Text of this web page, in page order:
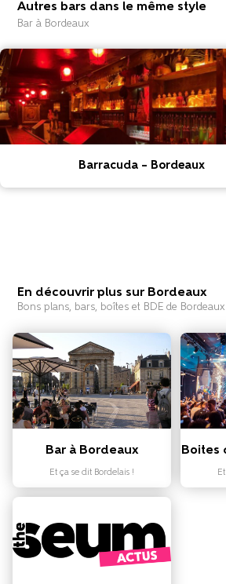
Autres bars dans le même style
Bar à Bordeaux
Barracuda – Bordeaux
En découvrir plus sur Bordeaux
Bons plans, bars, boîtes et BDE de Bordeaux
Bar à Bordeaux
Et ça se dit Bordelais !
Boites